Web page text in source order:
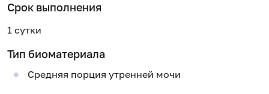
Срок выполнения
1 сутки
Тип биоматериала
Средняя порция утренней мочи